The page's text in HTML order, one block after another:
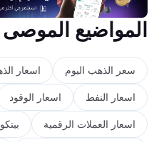
المواضيع الموصى
سعر الذهب اليوم اسعار
اسعار النفط اسعار الوقود
اسعار العملات الرقمية